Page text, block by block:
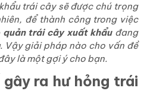
trái cây sẽ được chú trọng
để thành công trong việc
quản trái cây xuất khẩuđang
Vậy giải pháp nào cho vấn đề
là một gợi ý cho bạn.
ra hư hỏng trái